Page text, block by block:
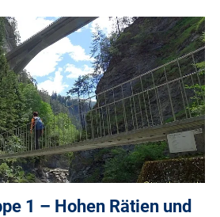
1 – Hohen Rätien und